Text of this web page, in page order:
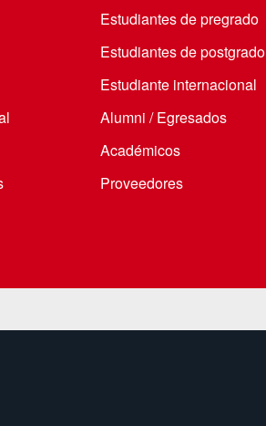
Estudiantes de pregrado
Estudiantes de postgrado
Estudiante internacional
Alumni / Egresados
Académicos
Proveedores